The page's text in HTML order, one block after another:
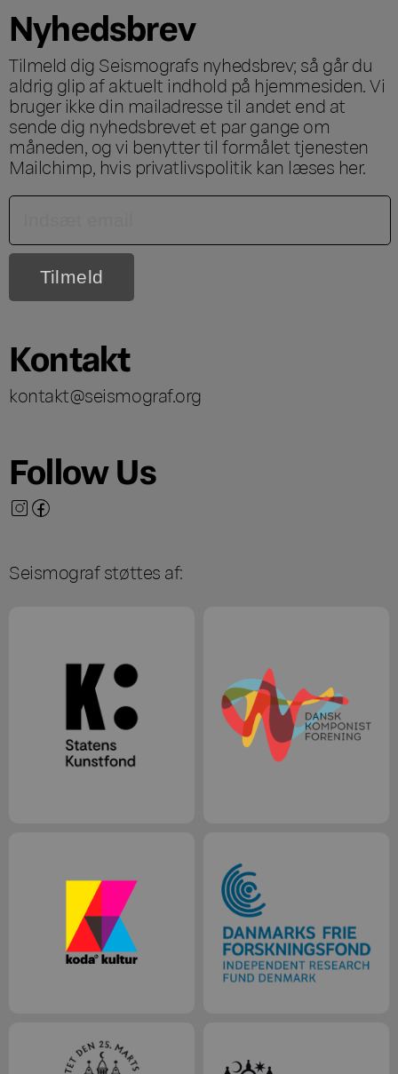
Nyhedsbrev
Tilmeld dig Seismografs nyhedsbrev; så går du
aldrig glip af aktuelt indhold på hjemmesiden. Vi
bruger ikke din mailadresse til andet end at
sende dig nyhedsbrevet et par gange om
måneden, og vi benytter til formålet tjenesten
Mailchimp, hvis privatlivspolitik kan læses her.
Kontakt
kontakt@seismograf.org
Follow Us
Seismograf støttes af: